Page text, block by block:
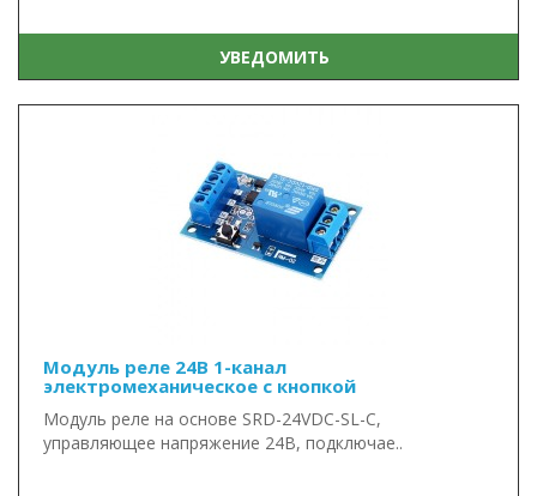
УВЕДОМИТЬ
Модуль реле 24В 1-канал
электромеханическое с кнопкой
Модуль реле на основе SRD-24VDC-SL-C,
управляющее напряжение 24В, подключае..